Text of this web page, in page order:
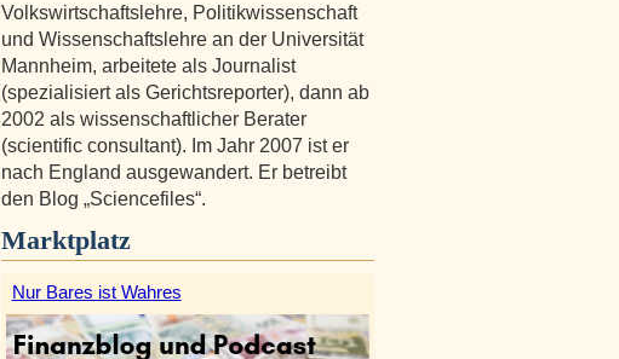
Volkswirtschaftslehre, Politikwissenschaft
und Wissenschaftslehre an der Universität
Mannheim, arbeitete als Journalist
(spezialisiert als Gerichtsreporter), dann ab
2002 als wissenschaftlicher Berater
(scientific consultant). Im Jahr 2007 ist er
nach England ausgewandert. Er betreibt
den Blog „Sciencefiles“.
Marktplatz
Nur Bares ist Wahres